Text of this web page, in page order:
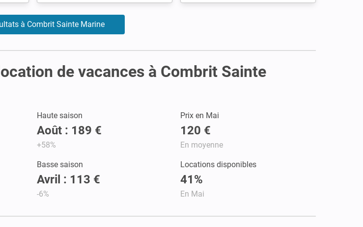
à Combrit Sainte Marine
de vacances à Combrit Sainte
Haute saison
Août : 189 €
+58%
Prix en Mai
120 €
En moyenne
Basse saison
Avril : 113 €
-6%
Locations disponibles
41%
En Mai